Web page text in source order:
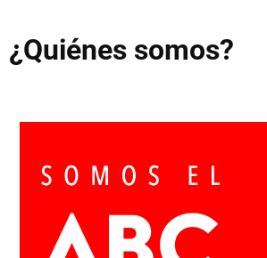
¿Quiénes somos?